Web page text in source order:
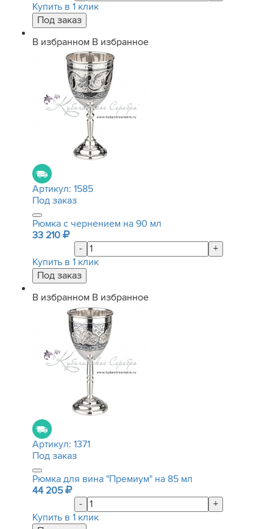
Купить в 1 клик
В избранном В избранное
Артикул: 1585
Под заказ
Рюмка с чернением на 90 мл
33 210
-
+
Купить в 1 клик
В избранном В избранное
Артикул: 1371
Под заказ
Рюмка для вина "Премиум" на 85 мл
44 205
-
+
Купить в 1 клик